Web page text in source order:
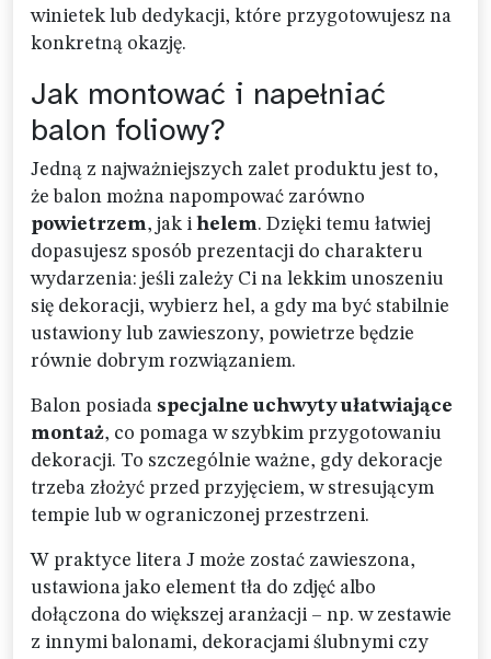
winietek lub dedykacji, które przygotowujesz na
konkretną okazję.
Jak montować i napełniać
balon foliowy?
Jedną z najważniejszych zalet produktu jest to,
że balon można napompować zarówno
powietrzem, jak i helem. Dzięki temu łatwiej
dopasujesz sposób prezentacji do charakteru
wydarzenia: jeśli zależy Ci na lekkim unoszeniu
się dekoracji, wybierz hel, a gdy ma być stabilnie
ustawiony lub zawieszony, powietrze będzie
równie dobrym rozwiązaniem.
Balon posiada specjalne uchwyty ułatwiające
montaż, co pomaga w szybkim przygotowaniu
dekoracji. To szczególnie ważne, gdy dekoracje
trzeba złożyć przed przyjęciem, w stresującym
tempie lub w ograniczonej przestrzeni.
W praktyce litera J może zostać zawieszona,
ustawiona jako element tła do zdjęć albo
dołączona do większej aranżacji – np. w zestawie
z innymi balonami, dekoracjami ślubnymi czy